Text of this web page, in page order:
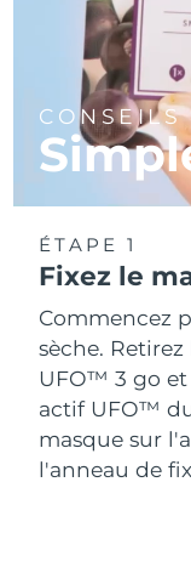
ÉTAPE 1
Fixez le
Commencez
sèche.
UFO™ 3 go
actif UFO™
masque sur
l'anneau de